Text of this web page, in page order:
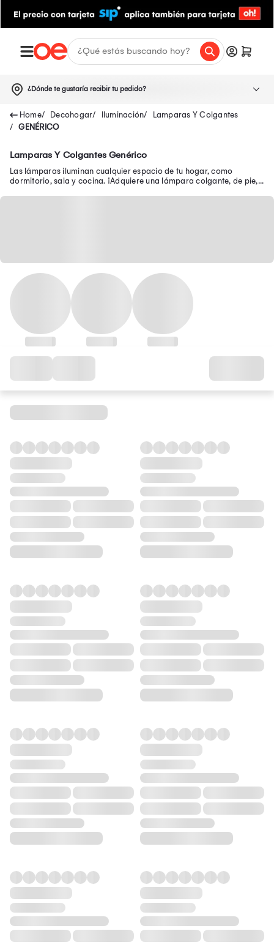
¿Dónde te gustaría recibir tu pedido?
Decohogar Iluminación
Lamparas Y Colgantes
GENÉRICO
Lamparas Y Colgantes Genérico
Las lámparas iluminan cualquier espacio de tu hogar, como
dormitorio, sala y cocina. ¡Adquiere una lámpara colgante, de pie,